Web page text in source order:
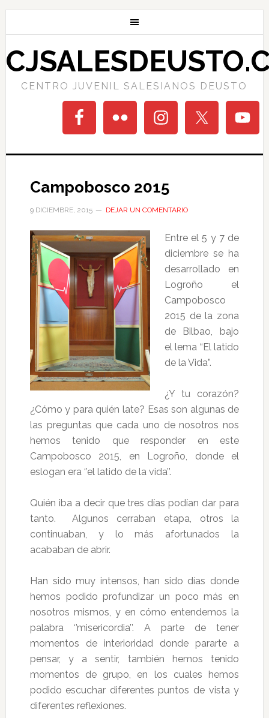
CENTRO JUVENIL SALESIANOS DEUSTO
Campobosco 2015
9 DICIEMBRE, 2015 DEJAR UN COMENTARIO
Entre el 5 y 7 de
diciembre se ha
desarrollado en
Logroño el
Campobosco
2015 de la zona
de Bilbao, bajo
el lema “El latido
de la Vida”.
¿Y tu corazón?
¿Cómo y para quién late? Esas son algunas de
las preguntas que cada uno de nosotros nos
hemos tenido que responder en este
Campobosco 2015, en Logroño, donde el
eslogan era ‘’el latido de la vida’’.
Quién iba a decir que tres días podían dar para
tanto. Algunos cerraban etapa, otros la
continuaban, y lo más afortunados la
acababan de abrir.
Han sido muy intensos, han sido días donde
hemos podido profundizar un poco más en
nosotros mismos, y en cómo entendemos la
palabra ‘’misericordia’’. A parte de tener
momentos de interioridad donde pararte a
pensar, y a sentir, también hemos tenido
momentos de grupo, en los cuales hemos
podido escuchar diferentes puntos de vista y
diferentes reflexiones.